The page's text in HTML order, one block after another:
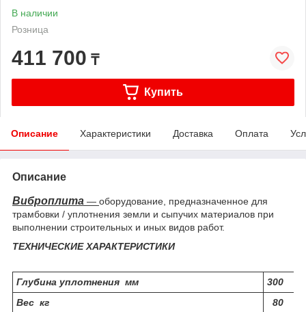
В наличии
Розница
411 700 ₸
Купить
Описание Характеристики Доставка Оплата
Описание
Виброплита — оборудование, предназначенное для
трамбовки / уплотнения земли и сыпучих материалов при
выполнении строительных и иных видов работ.
ТЕХНИЧЕСКИЕ ХАРАКТЕРИСТИКИ
Глубина уплотнения мм
300
Вес кг
80